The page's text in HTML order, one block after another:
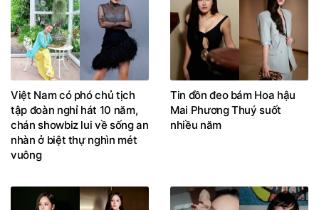
Việt Nam có phó chủ tịch
tập đoàn nghỉ hát 10 năm,
chán showbiz lui về sống an
nhàn ở biệt thự nghìn mét
vuông
Tin đồn đeo bám Hoa hậu
Mai Phương Thuý suốt
nhiều năm